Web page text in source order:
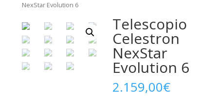
NexStar Evolution 6
Telescopio
Celestron
NexStar
Evolution 6
2.159,00€